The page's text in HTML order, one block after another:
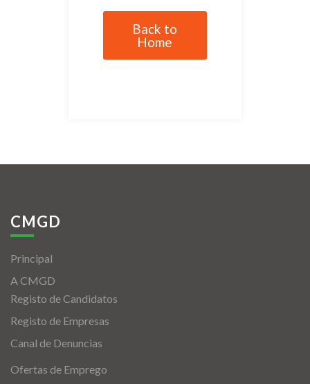
Back to
Home
CMGD
Principal
A CMGD
Registo de Candidatos
Registo de Empresas
Canal de Denuncias
Ofertas de Emprego